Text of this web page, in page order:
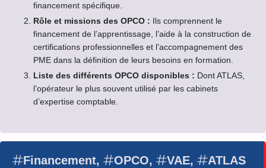
financement spécifique.
Rôle et missions des OPCO : Ils comprennent le
financement de l’apprentissage, l’aide à la construction de
certifications professionnelles et l’accompagnement des
PME dans la définition de leurs besoins en formation.
Liste des différents OPCO disponibles : Dont ATLAS,
l’opérateur le plus souvent utilisé par les cabinets
d’expertise comptable.
Financement, OPCO, VAE, ATLAS